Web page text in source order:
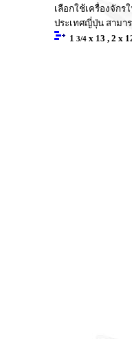
เลือกใช้เครื่องจักร
ประเทศญี่ปุ่น สาม
1 3/4 x 13 , 2 x